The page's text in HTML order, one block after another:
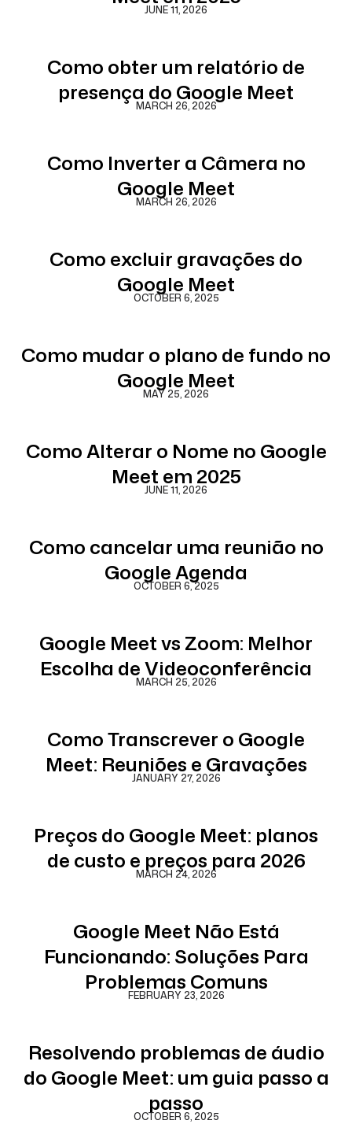
JUNE 11, 2026
Como obter um relatório de
presença do Google Meet
MARCH 26, 2026
Como Inverter a Câmera no
Google Meet
MARCH 26, 2026
Como excluir gravações do
Google Meet
OCTOBER 6, 2025
Como mudar o plano de fundo no
Google Meet
MAY 25, 2026
Como Alterar o Nome no Google
Meet em 2025
JUNE 11, 2026
Como cancelar uma reunião no
Google Agenda
OCTOBER 6, 2025
Google Meet vs Zoom: Melhor
Escolha de Videoconferência
MARCH 25, 2026
Como Transcrever o Google
Meet: Reuniões e Gravações
JANUARY 27, 2026
Preços do Google Meet: planos
de custo e preços para 2026
MARCH 24, 2026
Google Meet Não Está
Funcionando: Soluções Para
Problemas Comuns
FEBRUARY 23, 2026
Resolvendo problemas de áudio
do Google Meet: um guia passo a
passo
OCTOBER 6, 2025